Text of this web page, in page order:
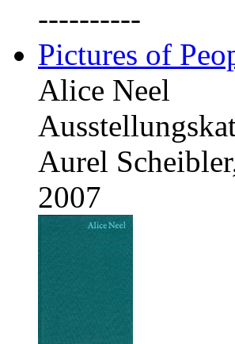
----------
Pictures of
Alice Neel
Aurel
2007